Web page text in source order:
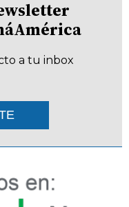
a tu inbox